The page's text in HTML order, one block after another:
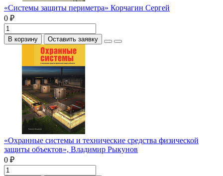
«Системы защиты периметра» Корчагин Сергей
0 ₽
В корзину Оставить заявку
«Охранные системы и технические средства физической
защиты объектов», Владимир Рыкунов
0 ₽